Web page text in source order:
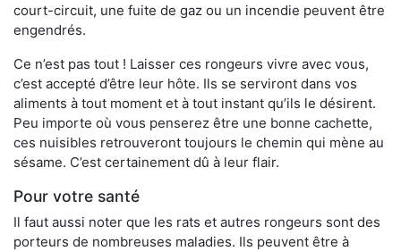
court-circuit, une fuite de gaz ou un incendie peuvent être
engendrés.
Ce n’est pas tout ! Laisser ces rongeurs vivre avec vous,
c’est accepté d’être leur hôte. Ils se serviront dans vos
aliments à tout moment et à tout instant qu’ils le désirent.
Peu importe où vous penserez être une bonne cachette,
ces nuisibles retrouveront toujours le chemin qui mène au
sésame. C’est certainement dû à leur flair.
Pour votre santé
Il faut aussi noter que les rats et autres rongeurs sont des
porteurs de nombreuses maladies. Ils peuvent être à